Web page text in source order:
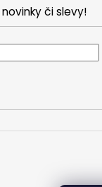
či slevy!